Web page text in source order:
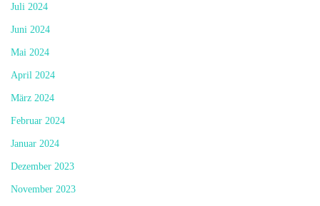
Juli 2024
Juni 2024
Mai 2024
April 2024
März 2024
Februar 2024
Januar 2024
Dezember 2023
November 2023